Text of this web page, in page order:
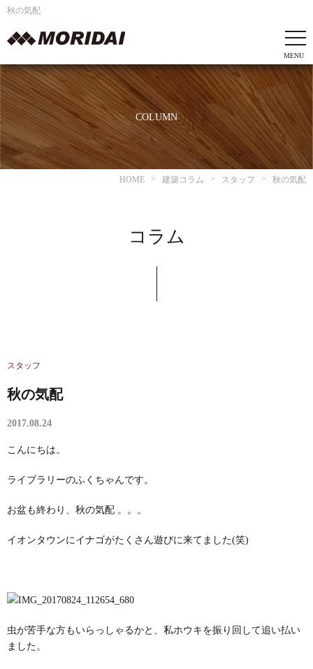
秋の気配
COLUMN
HOME 建築コラム スタッフ 秋の気配
コラム
スタッフ
秋の気配
2017.08.24
こんにちは。
ライブラリーのふくちゃんです。
お盆も終わり、秋の気配 。。。
イオンタウンにイナゴがたくさん遊びに来てました(笑)
虫が苦手な方もいらっしゃるかと、私ホウキを振り回して追い払い
ました。